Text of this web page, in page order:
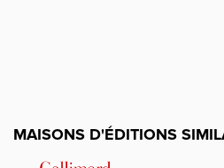
MAISONS D'ÉDITIONS